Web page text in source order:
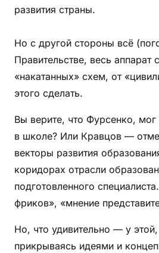
развития страны.
Но с другой стороны всё
Правительстве, весь
«накатанных» схем, от
этого сделать.
Вы верите, что Фурсенко,
в школе? Или Кравцов —
векторы развития
коридорах отрасли
подготовленного
фриков», «мнение
Но, что удивительно — у
прикрываясь идеями и